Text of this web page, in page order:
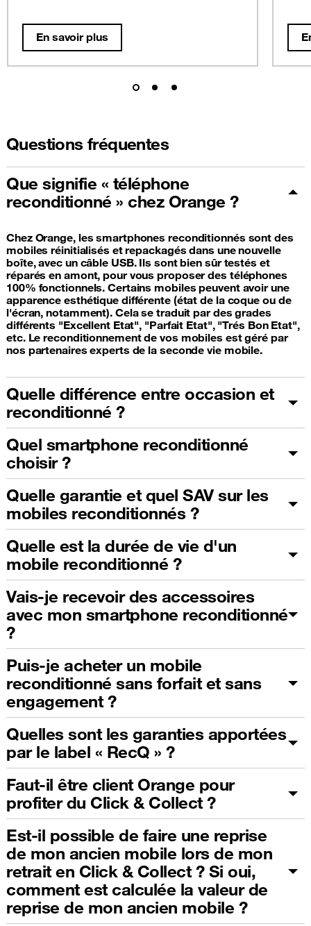
En savoir plus
Questions fréquentes
Que signifie « téléphone
reconditionné » chez Orange ?
Chez Orange, les smartphones reconditionnés sont des
mobiles réinitialisés et repackagés dans une nouvelle
boîte, avec un câble USB. Ils sont bien sûr testés et
réparés en amont, pour vous proposer des téléphones
100% fonctionnels. Certains mobiles peuvent avoir une
apparence esthétique différente (état de la coque ou de
l'écran, notamment). Cela se traduit par des grades
différents "Excellent Etat", "Parfait Etat", "Trés Bon Etat",
etc. Le reconditionnement de vos mobiles est géré par
nos partenaires experts de la seconde vie mobile.
Quelle différence entre occasion et
reconditionné ?
Quel smartphone reconditionné
choisir ?
Quelle garantie et quel SAV sur les
mobiles reconditionnés ?
Quelle est la durée de vie d'un
mobile reconditionné ?
Vais-je recevoir des accessoires
avec mon smartphone reconditionné
?
Puis-je acheter un mobile
reconditionné sans forfait et sans
engagement ?
Quelles sont les garanties apportées
par le label « RecQ » ?
Faut-il être client Orange pour
profiter du Click & Collect ?
Est-il possible de faire une reprise
de mon ancien mobile lors de mon
retrait en Click & Collect ? Si oui,
comment est calculée la valeur de
reprise de mon ancien mobile ?